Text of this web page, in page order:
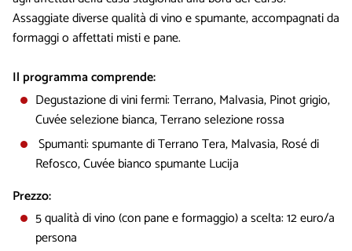
Assaggiate diverse qualità di vino e spumante, accompagnati da
formaggi o affettati misti e pane.
Il programma comprende:
Degustazione di vini fermi: Terrano, Malvasia, Pinot grigio,
Cuvée selezione bianca, Terrano selezione rossa
Spumanti: spumante di Terrano Tera, Malvasia, Rosé di
Refosco, Cuvée bianco spumante Lucija
Prezzo:
5 qualità di vino (con pane e formaggio) a scelta: 12 euro/a
persona